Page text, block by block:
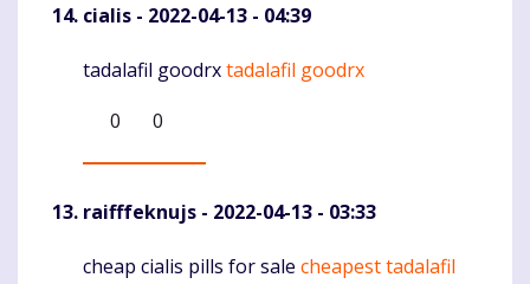
cialis - 2022-04-13 - 04:39
Komentaras
tadalafil goodrxtadalafil goodrx
0
0
raifffeknujs - 2022-04-13 - 03:33
Komentaras
cheap cialis pills for sale cheapest tadalafil